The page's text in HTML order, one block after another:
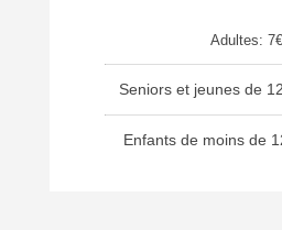
Adultes: 7€
Seniors et jeunes de
Enfants de moins de